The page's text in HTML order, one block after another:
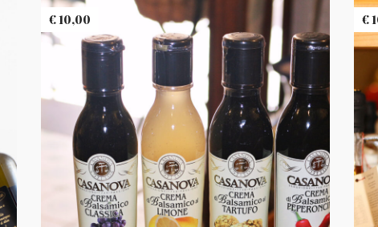
€10,00 €